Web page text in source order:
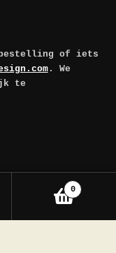
bestelling of iets
. We
te
Bestellen en
0